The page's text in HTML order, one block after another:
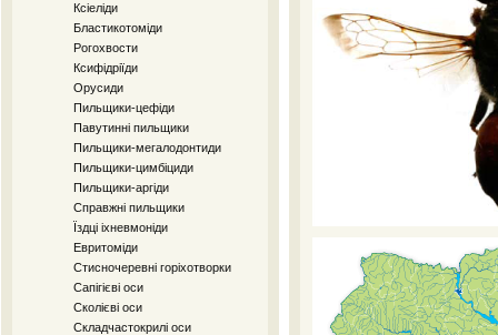
Ксіеліди
Бластикотоміди
Рогохвости
Ксифідріїди
Орусиди
Пильщики-цефіди
Павутинні пильщики
Пильщики-мегалодонтиди
Пильщики-цимбіциди
Пильщики-аргіди
Справжні пильщики
Їздці іхневмоніди
Евритоміди
Стисночеревні горіхотворки
Сапігієві оси
Сколієві оси
Складчастокрилі оси